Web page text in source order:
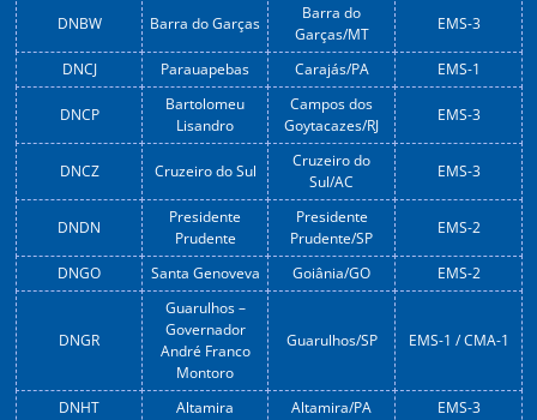
DNBW Barra do Garças
Barra do
Garças/MT
EMS-3
DNCJ Parauapebas Carajás/PA EMS-1
DNCP
Bartolomeu
Lisandro
Campos dos
Goytacazes/RJ
EMS-3
DNCZ Cruzeiro do Sul
Cruzeiro do
Sul/AC
EMS-3
DNDN
Presidente
Prudente
Presidente
Prudente/SP
EMS-2
DNGO Santa Genoveva Goiânia/GO EMS-2
DNGR
Guarulhos –
Governador
André Franco
Montoro
Guarulhos/SP EMS-1 / CMA-1
DNHT Altamira Altamira/PA
EMS-3